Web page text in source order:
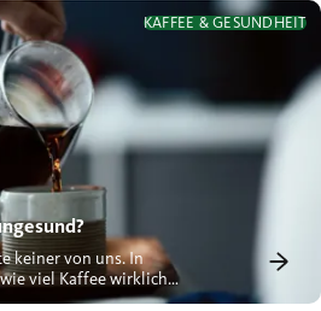
KAFFEE & GESUNDHEIT
keiner von uns. In
viel Kaffee wirklich